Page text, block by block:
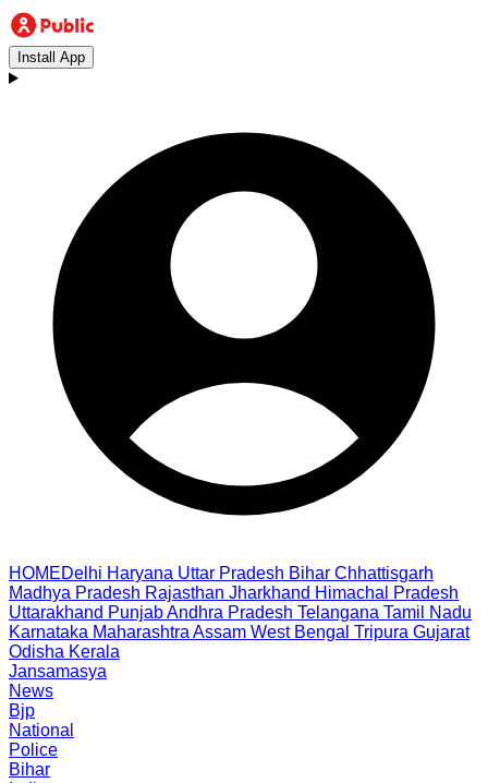
Install App
HOMEDelhi Haryana Uttar Pradesh Bihar Chhattisgarh
Madhya Pradesh Rajasthan Jharkhand Himachal Pradesh
Uttarakhand PunjabAndhra Pradesh Telangana Tamil Nadu
Karnataka Maharashtra Assam West Bengal Tripura Gujarat
Odisha Kerala
Jansamasya
News
Bjp
National
Police
Bihar